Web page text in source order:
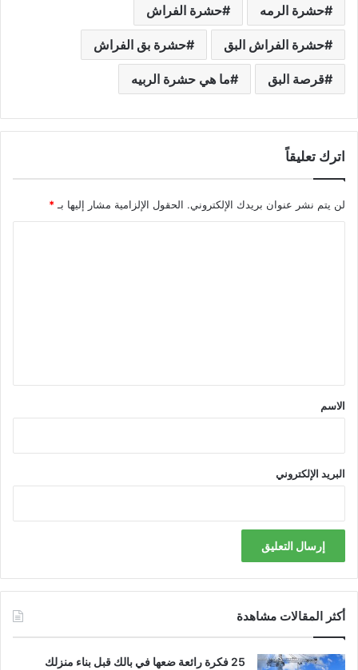
حشرة الرمه حشرة الفراش
حشرة الفراش البق حشرة بق الفراش
قرصة البق ما هي حشرة الربيه
اترك تعليقاً
لن يتم نشر عنوان بريدك الإلكتروني. الحقول الإلزامية مشار إليها بـ *
*
الاسم
البريد الإلكتروني
أكثر المقالات مشاهدة
25 فكرة رائعة ضعها في بالك قبل بناء منزلك